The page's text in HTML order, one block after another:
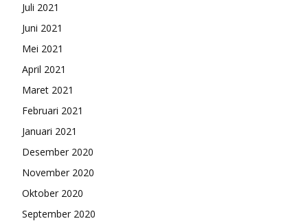
Juli 2021
Juni 2021
Mei 2021
April 2021
Maret 2021
Februari 2021
Januari 2021
Desember 2020
November 2020
Oktober 2020
September 2020